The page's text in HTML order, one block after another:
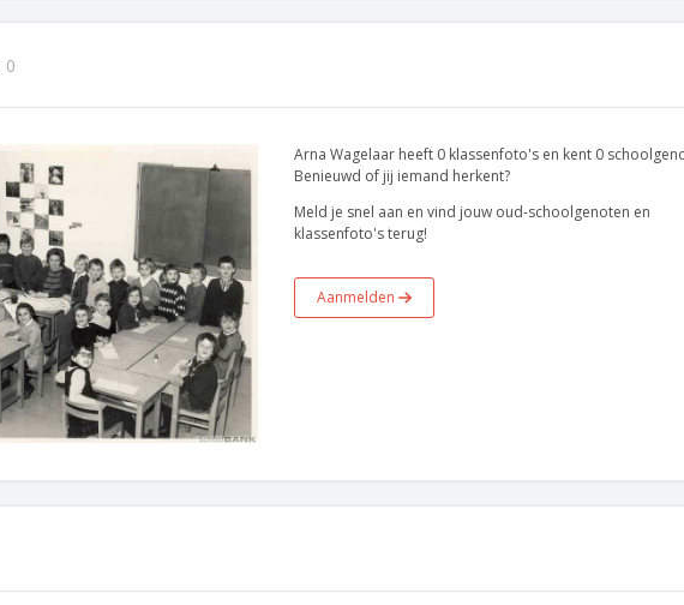
0
Arna Wagelaar heeft 0 klassenfoto's en kent 0
Benieuwd of jij iemand herkent?
Meld je snel aan en vind jouw oud-schoolgenoten en
klassenfoto's terug!
Aanmelden